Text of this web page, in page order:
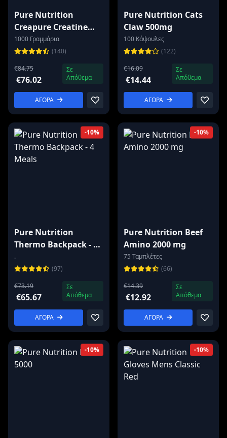
Pure Nutrition
Creapure Creatine
1000g
1000 Γραμμάρια
(140)
€84.75
€76.02
Σε
Απόθεμα
ΑΓΟΡΑ
Pure Nutrition Cats
Claw 500mg
100 Κάψουλες
(122)
€16.09
€14.44
Σε
Απόθεμα
ΑΓΟΡΑ
-10%
Pure Nutrition
Thermo Backpack - 4
Meals
.
(97)
€73.19
€65.67
Σε
Απόθεμα
ΑΓΟΡΑ
-10%
Pure Nutrition Beef
Amino 2000 mg
75 Ταμπλέτες
(66)
€14.39
€12.92
Σε
Απόθεμα
ΑΓΟΡΑ
-10% -10%